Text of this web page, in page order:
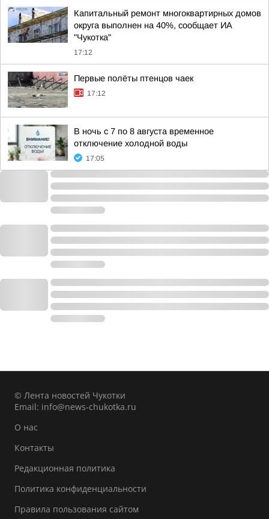
Капитальный ремонт многоквартирных домов
округа выполнен на 40%, сообщает ИА
"Чукотка"
17:12
Первые полёты птенцов чаек
17:12
В ночь с 7 по 8 августа временное
отключение холодной воды
17:05
© Лента новостей Чукотки
Email: info@news-chukotka.ru
О нас
Контакты
Редакционная политика
Политика конфиденциальности
Правила пользования сайтом